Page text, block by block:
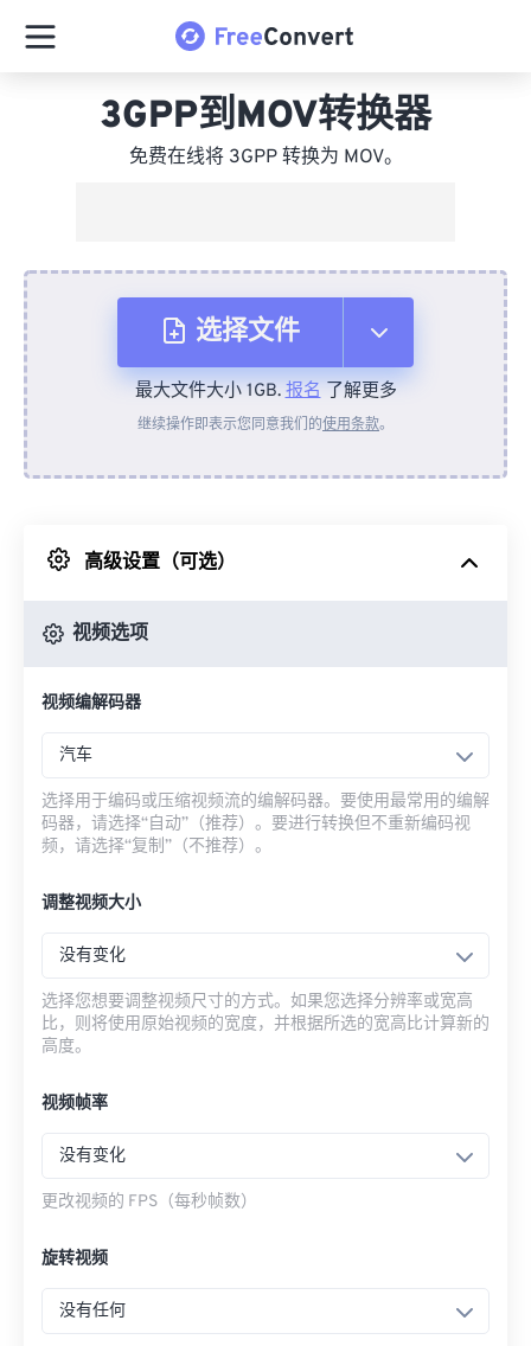
3GPP到MOV转换器
免费在线将 3GPP 转换为 MOV。
选择文件
从设备
来自 Google Drive
最大文件大小 1GB.报名了解更多
继续操作即表示您同意我们的使用条款。
高级设置（可选）
视频选项
视频编解码器
汽车
选择用于编码或压缩视频流的编解码器。要使用最常用的编解
码器，请选择“自动”（推荐）。要进行转换但不重新编码视
频，请选择“复制”（不推荐）。
调整视频大小
没有变化
选择您想要调整视频尺寸的方式。如果您选择分辨率或宽高
比，则将使用原始视频的宽度，并根据所选的宽高比计算新的
高度。
视频帧率
没有变化
更改视频的 FPS（每秒帧数）
旋转视频
没有任何